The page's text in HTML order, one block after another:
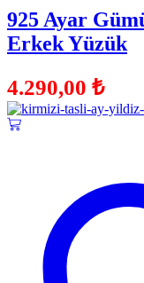
925 Ayar
Erkek Yüzük
4.290,00 ₺